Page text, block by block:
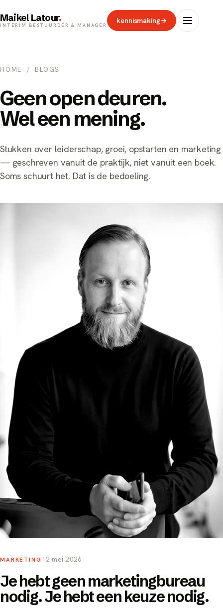
Maikel Latour.
INTERIM BESTUURDER & MANAGER
kennismaking→
HOME / BLOGS
Geen open deuren.
Wel een mening.
Stukken over leiderschap, groei, opstarten en marketing
— geschreven vanuit de praktijk, niet vanuit een boek.
Soms schuurt het. Dat is de bedoeling.
MARKETING 12 mei 2026
Je hebt geen marketingbureau
nodig. Je hebt een keuze nodig.